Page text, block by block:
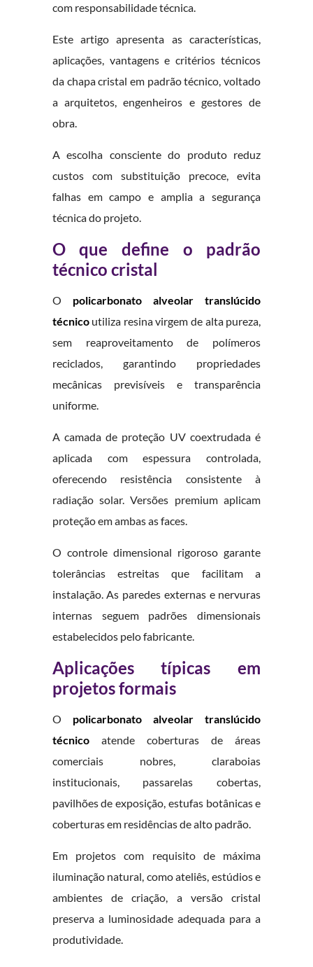
com responsabilidade técnica.
Este artigo apresenta as características,
aplicações, vantagens e critérios técnicos
da chapa cristal em padrão técnico, voltado
a arquitetos, engenheiros e gestores de
obra.
A escolha consciente do produto reduz
custos com substituição precoce, evita
falhas em campo e amplia a segurança
técnica do projeto.
O que define o padrão
técnico cristal
O policarbonato alveolar translúcido
técnicoutiliza resina virgem de alta pureza,
sem reaproveitamento de polímeros
reciclados, garantindo propriedades
mecânicas previsíveis e transparência
uniforme.
A camada de proteção UV coextrudada é
aplicada com espessura controlada,
oferecendo resistência consistente à
radiação solar. Versões premium aplicam
proteção em ambas as faces.
O controle dimensional rigoroso garante
tolerâncias estreitas que facilitam a
instalação. As paredes externas e nervuras
internas seguem padrões dimensionais
estabelecidos pelo fabricante.
Aplicações típicas em
projetos formais
O policarbonato alveolar translúcido
técnicoatende coberturas de áreas
comerciais nobres, claraboias
institucionais, passarelas cobertas,
pavilhões de exposição, estufas botânicas e
coberturas em residências de alto padrão.
Em projetos com requisito de máxima
iluminação natural, como ateliês, estúdios e
ambientes de criação, a versão cristal
preserva a luminosidade adequada para a
produtividade.